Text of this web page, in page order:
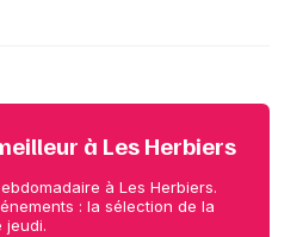
à Les Herbiers
à Les Herbiers.
: la sélection de la
jeudi.